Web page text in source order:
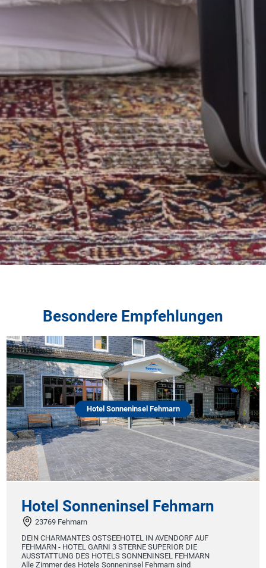
Besondere Empfehlungen
Hotel Sonneninsel Fehmarn
Hotel Sonneninsel Fehmarn
23769 Fehmarn
DEIN CHARMANTES OSTSEEHOTEL IN AVENDORF AUF
FEHMARN - HOTEL GARNI 3 STERNE SUPERIOR DIE
AUSSTATTUNG DES HOTELS SONNENINSEL FEHMARN
Alle Zimmer des Hotels Sonneninsel Fehmarn sind